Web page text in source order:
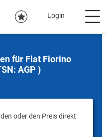
Login
für Fiat Fiorino
AGP )
oder den Preis direkt